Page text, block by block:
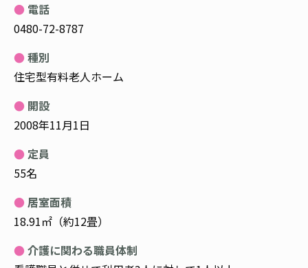
電話
0480-72-8787
種別
住宅型有料老人ホーム
開設
2008年11月1日
定員
55名
居室面積
18.91㎡（約12畳）
介護に関わる職員体制